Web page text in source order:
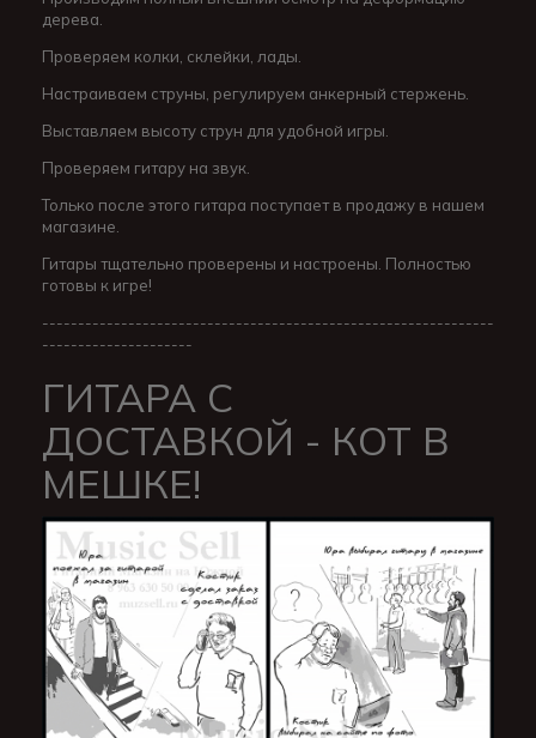
дерева.
Проверяем колки, склейки, лады.
Настраиваем струны, регулируем анкерный стержень.
Выставляем высоту струн для удобной игры.
Проверяем гитару на звук.
Только после этого гитара поступает в продажу в нашем
магазине.
Гитары тщательно проверены и настроены. Полностью
готовы к игре!
---------------------------------------------------------------
---------------------
ГИТАРА С
ДОСТАВКОЙ - КОТ В
МЕШКЕ!